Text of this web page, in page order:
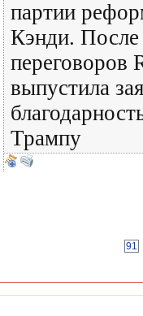
партии
Кэнди. После
переговоров
выпустила
Трампу
91